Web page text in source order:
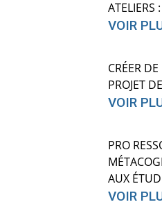
ATELIERS
VOIR
CRÉER
PROJET
VOIR
PRO
AUX
VOIR